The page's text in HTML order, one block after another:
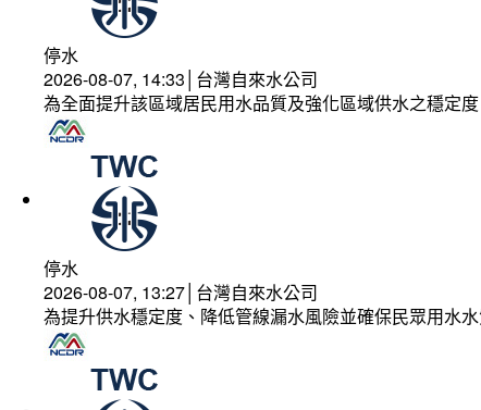
停水
2026-08-07, 14:33│台灣自來水公司
為全面提升該區域居民用水品質及強化區域供水之穩定
停水
2026-08-07, 13:27│台灣自來水公司
為提升供水穩定度、降低管線漏水風險並確保民眾用水